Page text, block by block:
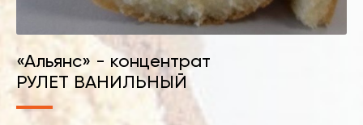
«Альянс» - концентрат
РУЛЕТ ВАНИЛЬНЫЙ